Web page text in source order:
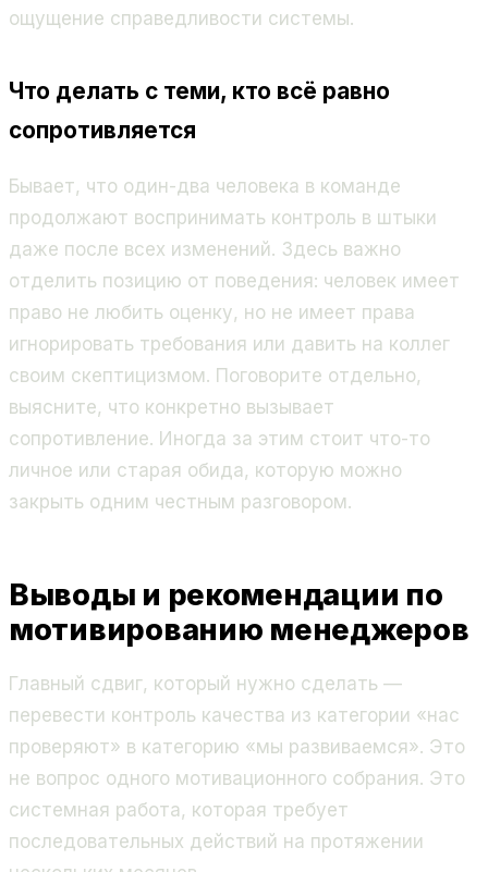
ощущение справедливости системы.
Что делать с теми, кто всё равно
сопротивляется
Бывает, что один-два человека в команде
продолжают воспринимать контроль в штыки
даже после всех изменений. Здесь важно
отделить позицию от поведения: человек имеет
право не любить оценку, но не имеет права
игнорировать требования или давить на коллег
своим скептицизмом. Поговорите отдельно,
выясните, что конкретно вызывает
сопротивление. Иногда за этим стоит что-то
личное или старая обида, которую можно
закрыть одним честным разговором.
Выводы и рекомендации по
мотивированию менеджеров
Главный сдвиг, который нужно сделать —
перевести контроль качества из категории «нас
проверяют» в категорию «мы развиваемся». Это
не вопрос одного мотивационного собрания. Это
системная работа, которая требует
последовательных действий на протяжении